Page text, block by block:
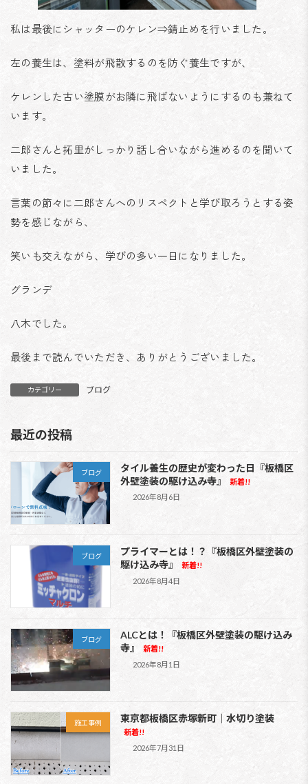
私は最後にシャッターのケレン⇒錆止めを行いました。
左の養生は、塗料が飛散するのを防ぐ養生ですが、
ケレンした古い塗膜がお隣に飛ばないようにするのも兼ねて
います。
二郎さんと拓里がしっかり話し合いながら進めるのを聞いて
いました。
言葉の節々に二郎さんへのリスペクトと学び取ろうとする姿
勢を感じながら、
笑いも交えながら、学びの多い一日になりました。
グランデ
八木でした。
最後まで読んでいただき、ありがとうございました。
カテゴリー ブログ
最近の投稿
ブログ
タイル養生の歴史が変わった日『板橋区
外壁塗装の駆け込み寺』
新着!!
2026年8月6日
ブログ
プライマーとは！？『板橋区外壁塗装の
駆け込み寺』
新着!!
2026年8月4日
ブログ
ALCとは！『板橋区外壁塗装の駆け込み
寺』
新着!!
2026年8月1日
施工事例 東京都板橋区赤塚新町｜水切り塗装
新着!!
2026年7月31日